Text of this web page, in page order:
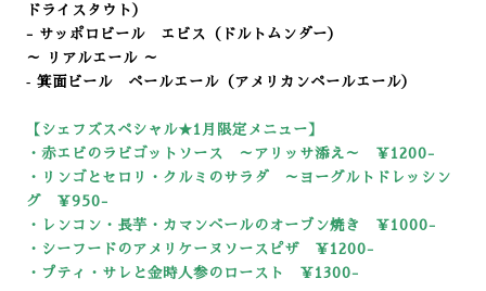
ドライスタウト）
- サッポロビール エビス（ドルトムンダー）
～ リアルエール ～
‐ 箕面ビール ペールエール（アメリカンペールエール）
【シェフズスペシャル★1 月限定メニュー】
・赤エビのラビゴットソース ～アリッサ添え～ ￥1200-
・リンゴとセロリ・クルミのサラダ ～ヨーグルトドレッシン
グ ￥950-
・レンコン・長芋・カマンベールのオーブン焼き ￥1000-
・シーフードのアメリケーヌソースピザ ￥1200-
・プティ・サレと金時人参のロースト ￥1300-